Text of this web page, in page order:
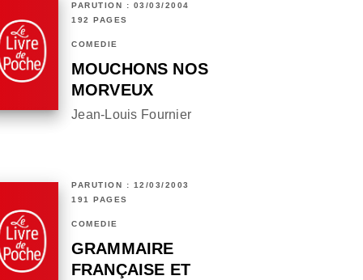
PARUTION : 03/03/2004
192 PAGES
COMÉDIE
MOUCHONS NOS
MORVEUX
Jean-Louis Fournier
PARUTION : 12/03/2003
191 PAGES
COMÉDIE
GRAMMAIRE
FRANÇAISE ET